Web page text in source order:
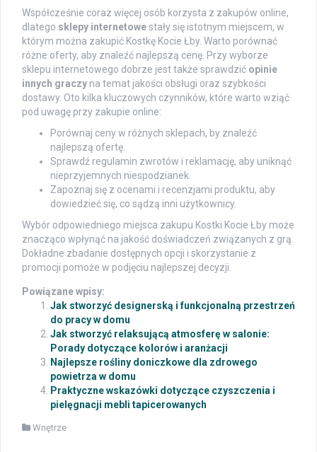
Współcześnie coraz więcej osób korzysta z zakupów online,
dlatego sklepy internetowestały się istotnym miejscem, w
którym można zakupić Kostkę Kocie Łby. Warto porównać
różne oferty, aby znaleźć najlepszą cenę. Przy wyborze
sklepu internetowego dobrze jest także sprawdzić opinie
innych graczy na temat jakości obsługi oraz szybkości
dostawy. Oto kilka kluczowych czynników, które warto wziąć
pod uwagę przy zakupie online:
Porównaj ceny w różnych sklepach, by znaleźć
najlepszą ofertę.
Sprawdź regulamin zwrotów i reklamację, aby uniknąć
nieprzyjemnych niespodzianek.
Zapoznaj się z ocenami i recenzjami produktu, aby
dowiedzieć się, co sądzą inni użytkownicy.
Wybór odpowiedniego miejsca zakupu Kostki Kocie Łby może
znacząco wpłynąć na jakość doświadczeń związanych z grą.
Dokładne zbadanie dostępnych opcji i skorzystanie z
promocji pomoże w podjęciu najlepszej decyzji.
Powiązane wpisy:
Jak stworzyć designerską i funkcjonalną przestrzeń
do pracy w domu
Jak stworzyć relaksującą atmosferę w salonie:
Porady dotyczące kolorów i aranżacji
Najlepsze rośliny doniczkowe dla zdrowego
powietrza w domu
Praktyczne wskazówki dotyczące czyszczenia i
pielęgnacji mebli tapicerowanych
Wnętrze